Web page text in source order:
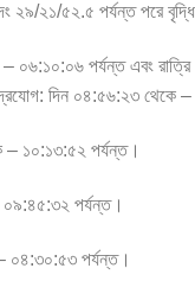
২৯/২১/৫২.৫ পর্যন্ত পরে বৃদ্ধি
০৬:১০:০৬ পর্যন্ত এবং
দিন ০৪:৫৬:২৩
– ১০:১৩:৫২ পর্যন্ত।
পর্যন্ত।
০৪:৩০:৫৩ পর্যন্ত।